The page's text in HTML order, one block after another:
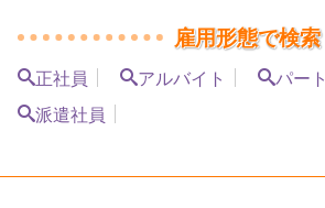
雇用形態で検索
正社員 アルバイト パート
派遣社員